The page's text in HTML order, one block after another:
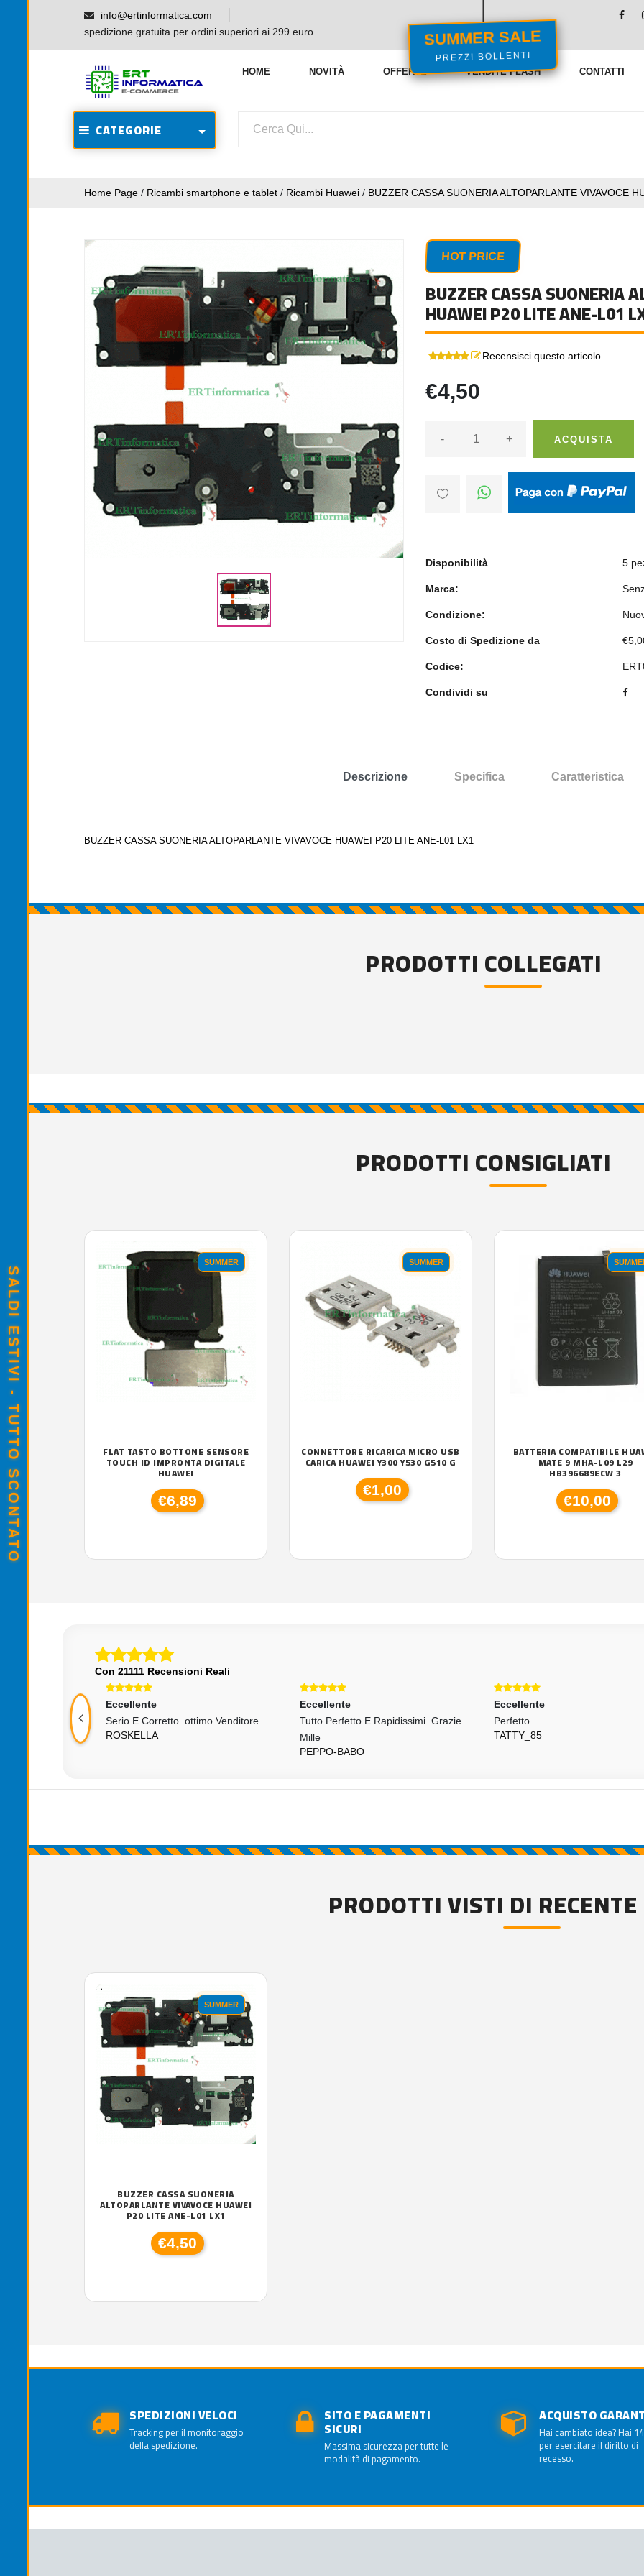
SUMMER SALE
PREZZI BOLLENTI
info@ertinformatica.com
spedizione gratuita per ordini superiori ai 299 euro
HOME NOVITÀ OFFERTE VENDITE FLASH CONTATTI
CATEGORIE
Home Page / Ricambi smartphone e tablet / Ricambi Huawei / BUZZER CASSA SUONERIA ALTOPARLANTE VIVAVOCE
HOT PRICE
BUZZER CASSA SUONERIA
HUAWEI P20 LITE ANE-L01
Recensisci questo articolo
€4,50
- + ACQUISTA
Disponibilità 5
Marca:
Condizione:
Costo di Spedizione da
Codice:
Condividi su
Descrizione Specifica Caratteristica
BUZZER CASSA SUONERIA ALTOPARLANTE VIVAVOCE HUAWEI P20 LITE ANE-L01 LX1
PRODOTTI COLLEGATI
PRODOTTI CONSIGLIATI
SUMMER
FLAT TASTO BOTTONE SENSORE
TOUCH ID IMPRONTA DIGITALE
HUAWEI
€6,89
SUMMER
CONNETTORE RICARICA MICRO USB
CARICA HUAWEI Y300 Y530 G510 G
€1,00
BATTERIA COMPATIBILE
MATE 9 MHA-L09 L29
HB396689ECW 3
€10,00
Con 21111 Recensioni Reali
Eccellente
Serio E Corretto..ottimo Venditore
ROSKELLA
Eccellente
Tutto Perfetto E Rapidissimi. Grazie
Mille
PEPPO-BABO
Eccellente
Perfetto
TATTY_85
PRODOTTI VISTI DI RECENTE
'.'
SUMMER
BUZZER CASSA SUONERIA
ALTOPARLANTE VIVAVOCE HUAWEI
P20 LITE ANE-L01 LX1
€4,50
SPEDIZIONI VELOCI
Tracking per il monitoraggio
della spedizione.
SITO E PAGAMENTI
SICURI
Massima sicurezza per tutte le
modalità di pagamento.
ACQUISTO
Hai cambiato idea? Hai
per esercitare il diritto di
recesso.
SALDI ESTIVI - TUTTO SCONTATO